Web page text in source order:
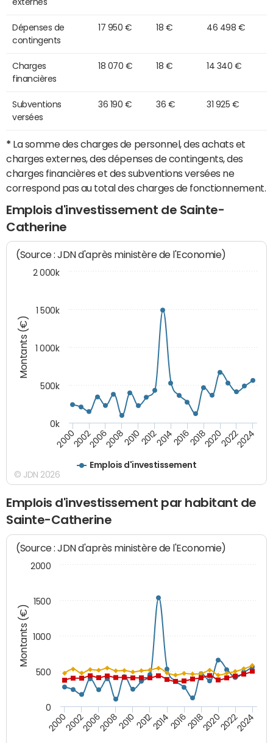
externes
Dépenses de
contingents
17 950 € 18 € 46 498 €
Charges
financières
18 070 € 18 € 14 340 €
Subventions
versées
36 190 € 36 € 31 925 €
* La somme des charges de personnel, des achats et
charges externes, des dépenses de contingents, des
charges financières et des subventions versées ne
correspond pas au total des charges de fonctionnement.
Emplois d'investissement de Sainte-
Catherine
Montants (€)
(Source : JDN d'après ministère de l'Economie)
Emplois d'investissement
200020022006200820102012201420162018202020222024
0k
500k
1 000k
1 500k
2 000k
© JDN 2026
Emplois d'investissement par habitant de
Sainte-Catherine
Montants (€)
(Source : JDN d'après ministère de l'Economie)
200020022006200820102012201420162018202020222024
0
500
1000
1500
2000